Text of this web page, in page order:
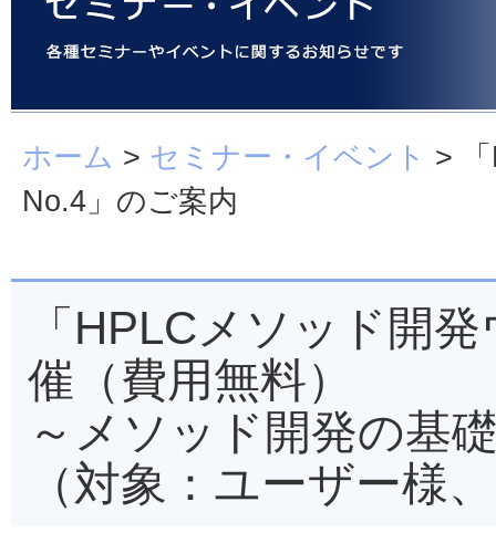
ホーム > セミナー・イベント >
No.4」のご案内
「HPLCメソッド開
催（費用無料）
～メソッド開発の基
（対象：ユーザー様